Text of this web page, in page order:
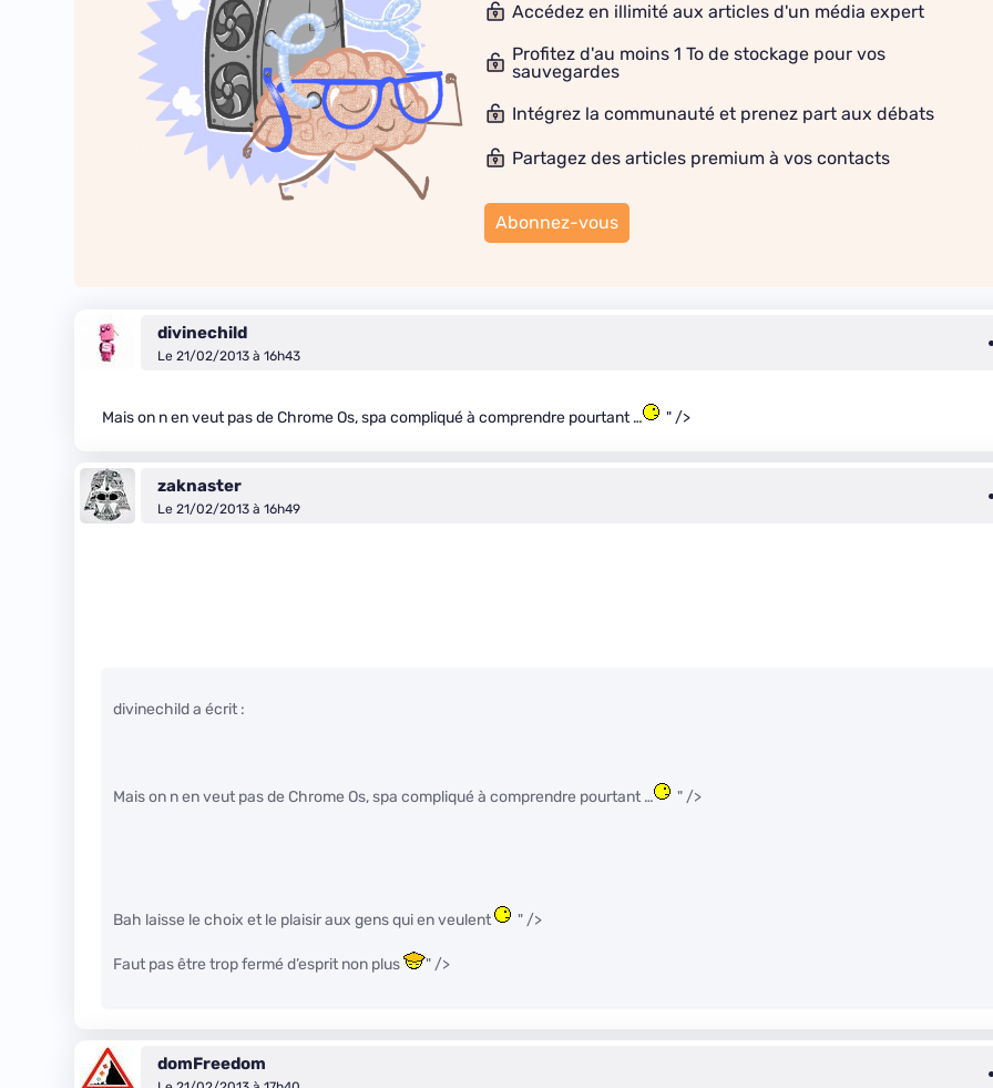
Accédez en illimité aux articles d'un média expert
Profitez d'au moins 1 To de stockage pour vos
sauvegardes
Intégrez la communauté et prenez part aux débats
Partagez des articles premium à vos contacts
Abonnez-vous
divinechild
Le 21/02/2013 à 16h43
Mais on n en veut pas de Chrome Os, spa compliqué à comprendre pourtant … " />
zaknaster
Le 21/02/2013 à 16h49
divinechild a écrit :
Mais on n en veut pas de Chrome Os, spa compliqué à comprendre pourtant … " />
Bah laisse le choix et le plaisir aux gens qui en veulent " />
Faut pas être trop fermé d’esprit non plus " />
domFreedom